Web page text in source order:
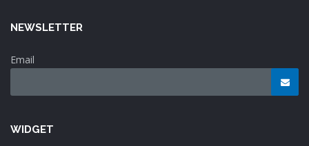
NEWSLETTER
Email
WIDGET